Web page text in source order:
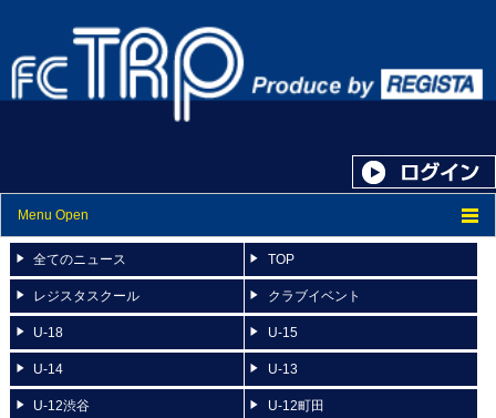
Menu Open
トップ
ニュース
スケジュール
スタッフ紹介
全てのニュース TOP
レジスタスクール クラブイベント
U-18 U-15
U-14 U-13
U-12渋谷 U-12町田